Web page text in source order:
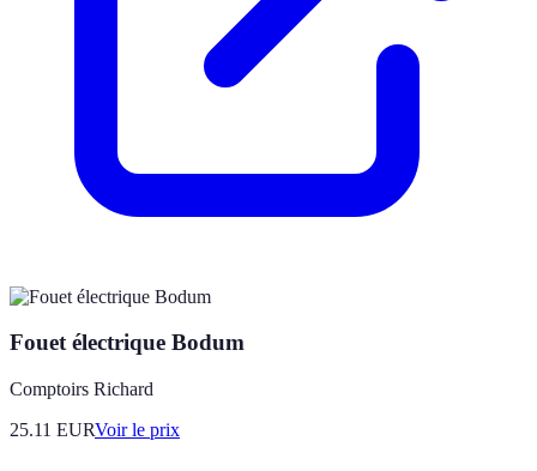
Fouet électrique Bodum
Comptoirs Richard
25.11 EURVoir le prix